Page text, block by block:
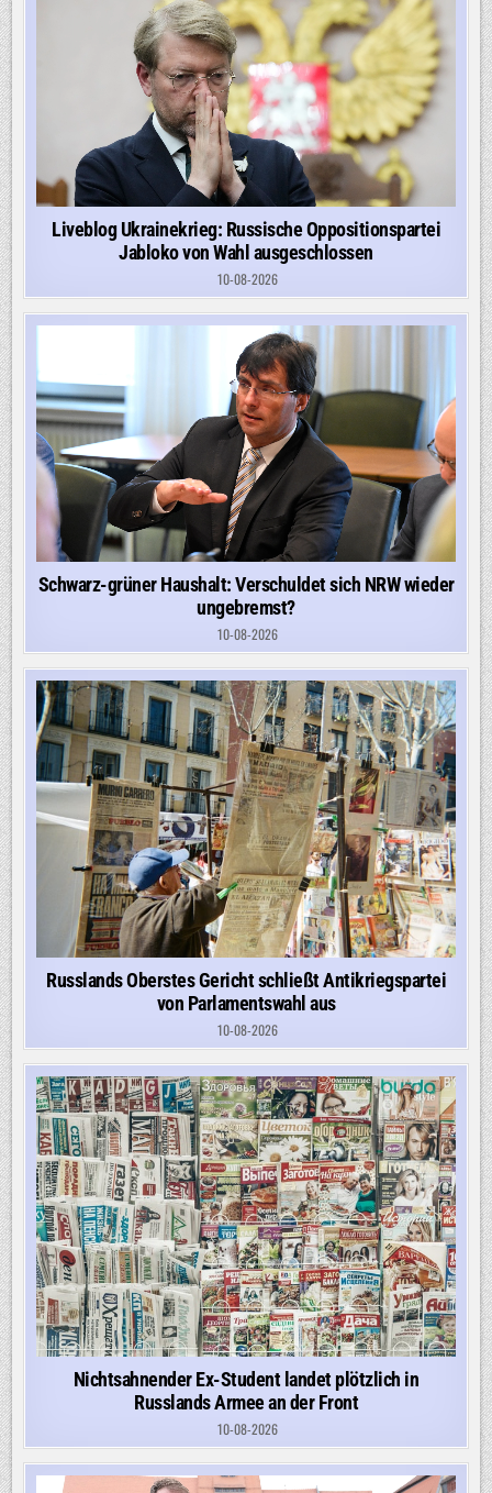
Liveblog Ukrainekrieg: Russische Oppositionspartei
Jabloko von Wahl ausgeschlossen
10-08-2026
Schwarz-grüner Haushalt: Verschuldet sich NRW wieder
ungebremst?
10-08-2026
Russlands Oberstes Gericht schließt Antikriegspartei
von Parlamentswahl aus
10-08-2026
Nichtsahnender Ex-Student landet plötzlich in
Russlands Armee an der Front
10-08-2026